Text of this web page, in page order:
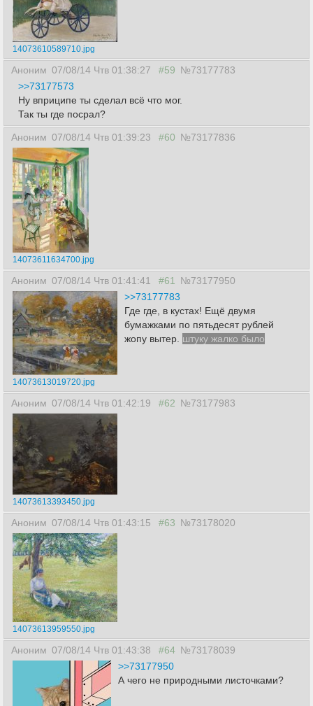
14073610589710.jpg
Аноним 07/08/14 Чтв 01:38:27 #59 №73177783
>>73177573
Ну вприципе ты сделал всё что мог.
Так ты где посрал?
Аноним 07/08/14 Чтв 01:39:23 #60 №73177836
14073611634700.jpg
Аноним 07/08/14 Чтв 01:41:41 #61 №73177950
14073613019720.jpg
>>73177783
Где где, в кустах! Ещё двумя
бумажками по пятьдесят рублей
жопу вытер. штуку жалко было
Аноним 07/08/14 Чтв 01:42:19 #62 №73177983
14073613393450.jpg
Аноним 07/08/14 Чтв 01:43:15 #63 №73178020
14073613959550.jpg
Аноним 07/08/14 Чтв 01:43:38 #64 №73178039
>>73177950
А чего не природными листочками?